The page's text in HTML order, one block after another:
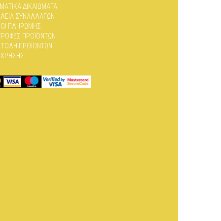
ΔΙΚΑΙΏΜΑΤΑ
ΣΥΝΑΛΛΑΓΏΝ
ΠΛΗΡΩΜΉΣ
ΠΡΟΪΌΝΤΩΝ
ΠΡΟΪΌΝΤΩΝ